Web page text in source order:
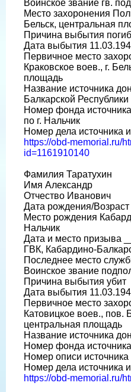
Воинское звание гв.
Место захоронения
Бельск, центральная
Причина выбытия погиб
Дата выбытия
Первичное место
Краковское воев., г.
площадь
Название источника
Балкарской Республики
Номер фонда
по г. Нальчик
Номер дела источника
https://obd-memorial.ru/
id=1161910140
Фамилия Таратухин
Имя Александр
Отчество Иванович
Дата рождения/
Место рождения
Нальчик
Дата и место призыва
ГВК, Кабардино-
Последнее место
Воинское звание
Причина выбытия убит
Дата выбытия
Первичное место
Катовицкое воев., пов.
центральная площадь
Название источника
Номер фонда
Номер описи
Номер дела источника
https://obd-memorial.ru/